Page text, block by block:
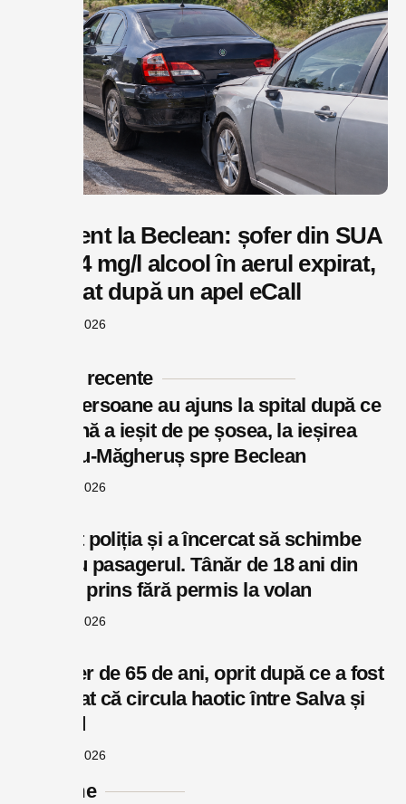
Accident la Beclean: șofer din SUA
cu 0,74 mg/l alcool în aerul expirat,
depistat după un apel eCall
august 6, 2026
Postări recente
Două persoane au ajuns la spital după ce
o mașină a ieșit de pe șosea, la ieșirea
din Șieu-Măgheruș spre Beclean
august 6, 2026
A văzut poliția și a încercat să schimbe
locul cu pasagerul. Tânăr de 18 ani din
Rodna, prins fără permis la volan
august 6, 2026
Un șofer de 65 de ani, oprit după ce a fost
reclamat că circula haotic între Salva și
august 6, 2026
Reclame